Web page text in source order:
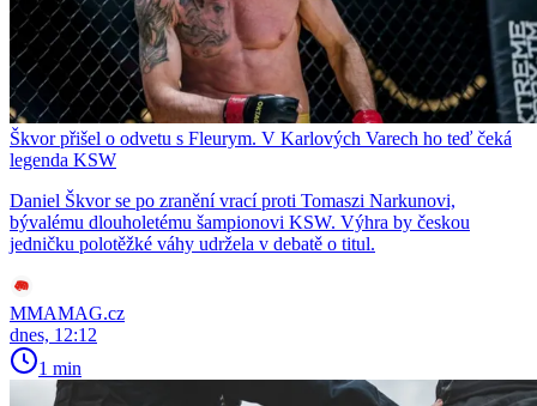
Škvor přišel o odvetu s Fleurym. V Karlových Varech ho teď čeká
legenda KSW
Daniel Škvor se po zranění vrací proti Tomaszi Narkunovi,
bývalému dlouholetému šampionovi KSW. Výhra by českou
jedničku polotěžké váhy udržela v debatě o titul.
MMAMAG.cz
dnes, 12:12
1 min